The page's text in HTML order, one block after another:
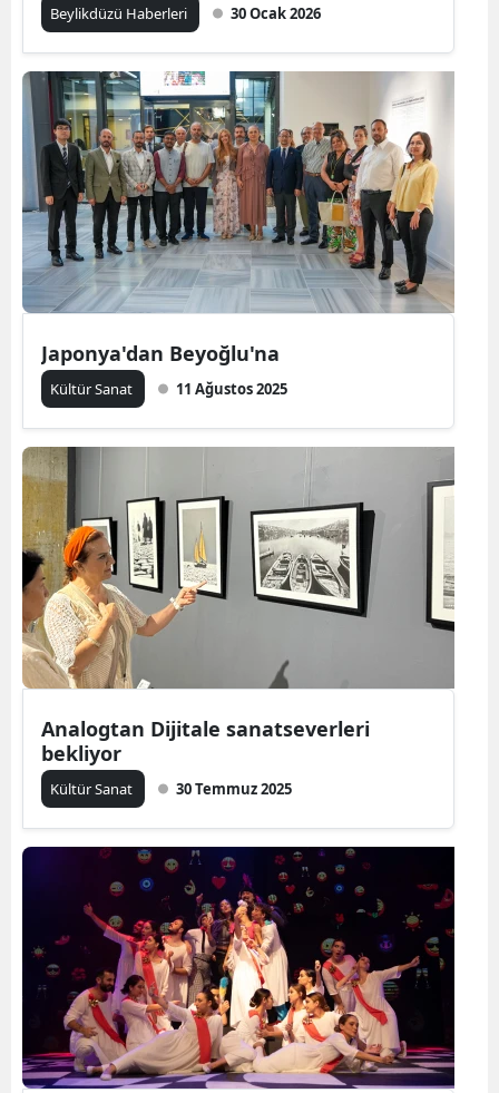
Beylikdüzü Haberleri 30 Ocak 2026
Japonya'dan Beyoğlu'na
Kültür Sanat 11 Ağustos 2025
Analogtan Dijitale sanatseverleri
bekliyor
Kültür Sanat 30 Temmuz 2025